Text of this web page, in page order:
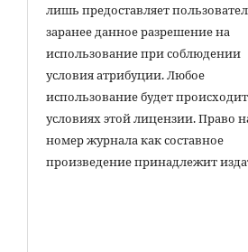
лишь предоставляет
заранее данное разрешение на
использование при соблюдении
условия атрибуции. Любое
использование будет
условиях этой лицензии. Право
номер журнала как составное
произведение принадлежит